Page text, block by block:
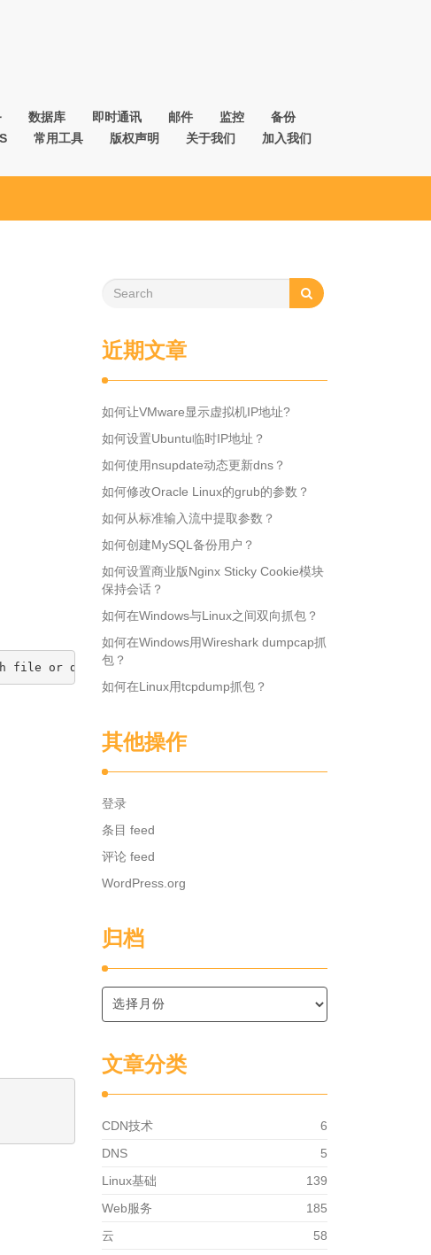
数据库 即时通讯 邮件 监控
备份
常用工具 版权声明 关于我们 加入我们
近期文章
如何让VMware显示虚拟机IP地址?
如何设置Ubuntu临时IP地址？
如何使用nsupdate动态更新dns？
如何修改Oracle Linux的grub的参数？
如何从标准输入流中提取参数？
如何创建MySQL备份用户？
如何设置商业版Nginx Sticky Cookie模块
保持会话？
如何在Windows与Linux之间双向抓包？
如何在Windows用Wireshark dumpcap抓
包？
如何在Linux用tcpdump抓包？
其他操作
登录
条目 feed
评论 feed
WordPress.org
归档
文章分类
CDN技术
6
DNS
5
Linux基础
139
Web服务
185
云
58